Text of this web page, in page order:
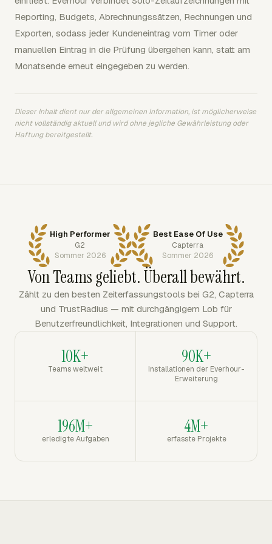
Reporting, Budgets, Abrechnungssätzen, Rechnungen und
Exporten, sodass jeder Kundeneintrag vom Timer oder
manuellen Eintrag in die Prüfung übergehen kann, statt am
Monatsende erneut eingegeben zu werden.
Dieser Inhalt dient nur der allgemeinen Information, ist möglicherweise
nicht vollständig aktuell und wird ohne jegliche Gewährleistung oder
Haftung bereitgestellt.
High Performer
G2
Sommer 2026
Best Ease Of Use
Capterra
Sommer 2026
Von Teams geliebt. Überall bewährt.
Zählt zu den besten Zeiterfassungstools bei G2, Capterra
und TrustRadius — mit durchgängigem Lob für
Benutzerfreundlichkeit, Integrationen und Support.
10K+
Teams weltweit
90K+
Installationen der Everhour-
Erweiterung
196M+
erledigte Aufgaben
4M+
erfasste Projekte